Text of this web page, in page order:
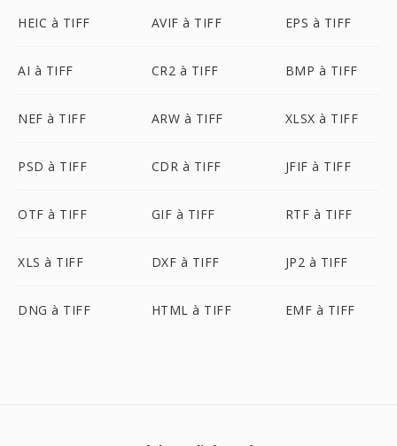
HEIC à TIFF AVIF à TIFF EPS à TIFF
AI à TIFF CR2 à TIFF BMP à TIFF
NEF à TIFF ARW à TIFF XLSX à TIFF
PSD à TIFF CDR à TIFF JFIF à TIFF
OTF à TIFF GIF à TIFF RTF à TIFF
XLS à TIFF DXF à TIFF JP2 à TIFF
DNG à TIFF HTML à TIFF EMF à TIFF